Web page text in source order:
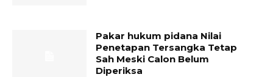
Pakar hukum pidana Nilai
Penetapan Tersangka Tetap
Sah Meski Calon Belum
Diperiksa